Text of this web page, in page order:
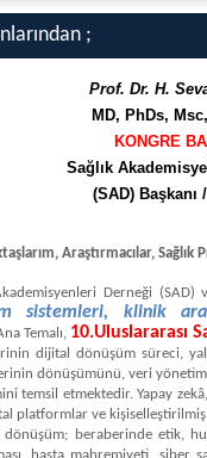
;
Prof. Dr. H.
MD, PhDs,
KONGRE
Sağlık
(SAD) Başkanı /
Araştırmacılar,
Derneği (SAD)
sistemleri, klinik
Temalı, 10.Uluslararası
dijital dönüşüm süreci,
dönüşümünü, veri
temsil etmektedir. Yapay
platformlar ve kişiselleştirilmiş
dönüşüm; beraberinde etik,